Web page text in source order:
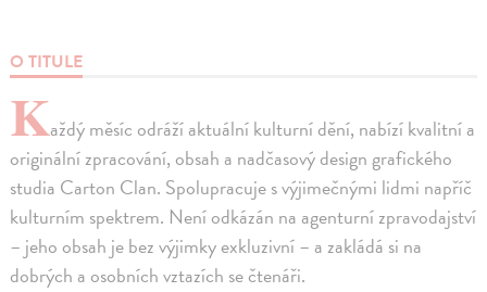
O TITULE
Každý měsíc odráží aktuální kulturní dění, nabízí kvalitní a
originální zpracování, obsah a nadčasový design grafického
studia Carton Clan. Spolupracuje s výjimečnými lidmi napříč
kulturním spektrem. Není odkázán na agenturní zpravodajství
– jeho obsah je bez výjimky exkluzivní – a zakládá si na
dobrých a osobních vztazích se čtenáři.